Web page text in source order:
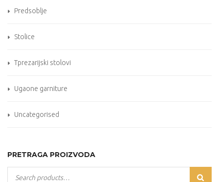
Predsoblje
Stolice
Tprezarijski stolovi
Ugaone garniture
Uncategorised
PRETRAGA PROIZVODA